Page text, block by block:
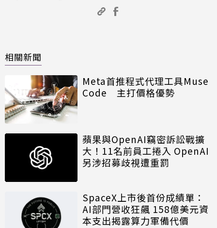
相關新聞
Meta首推程式代理工具Muse
Code 主打價格優勢
蘋果與OpenAI竊密訴訟戰擴
大！11名前員工捲入 OpenAI
另涉招募歧視遭重罰
SpaceX上市後首份成績單：
AI部門營收狂飆 158億美元資
本支出揭露算力軍備代價